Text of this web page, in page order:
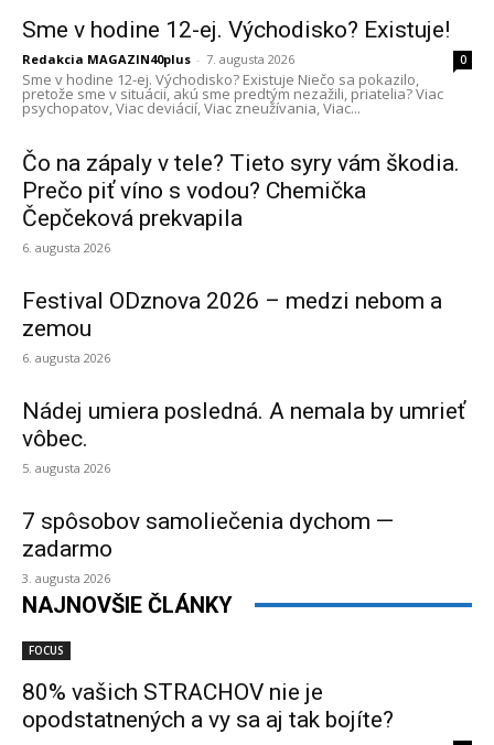
Sme v hodine 12-ej. Východisko? Existuje!
Redakcia MAGAZIN40plus - 7. augusta 2026 0
Sme v hodine 12-ej. Východisko? Existuje Niečo sa pokazilo,
pretože sme v situácii, akú sme predtým nezažili, priatelia? Viac
psychopatov, Viac deviácií, Viac zneužívania, Viac...
Čo na zápaly v tele? Tieto syry vám škodia.
Prečo piť víno s vodou? Chemička
Čepčeková prekvapila
6. augusta 2026
Festival ODznova 2026 – medzi nebom a
zemou
6. augusta 2026
Nádej umiera posledná. A nemala by umrieť
vôbec.
5. augusta 2026
7 spôsobov samoliečenia dychom —
zadarmo
3. augusta 2026
NAJNOVŠIE ČLÁNKY
FOCUS
80% vašich STRACHOV nie je
opodstatnených a vy sa aj tak bojíte?